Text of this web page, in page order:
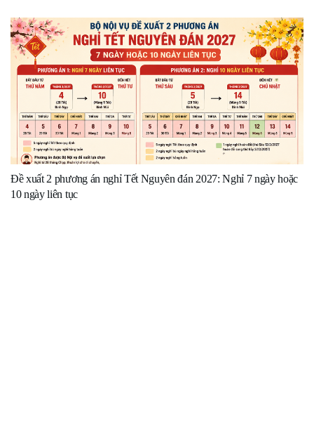
Đề xuất 2 phương án nghỉ Tết Nguyên đán 2027: Nghỉ 7 ngày hoặc
10 ngày liên tục